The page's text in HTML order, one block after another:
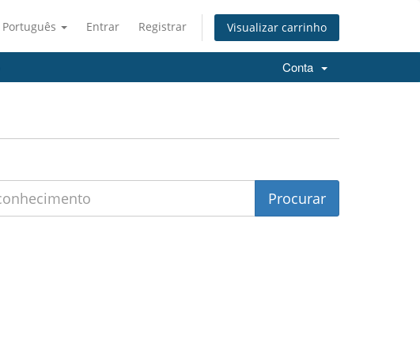
Português Entrar Registrar Visualizar carrinho
Conta